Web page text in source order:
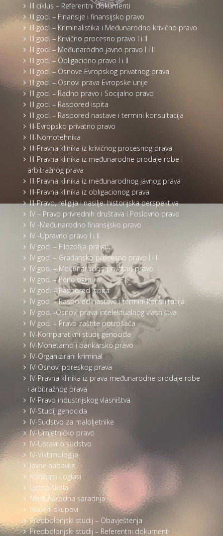
III ciklus – Referentni dokumenti
III god. – Finansije i finansijsko pravo
III god. – Kriminalistika i Međunarodno krivično pravo
III god. – Krivično procesno pravo I i II
III god. – Međunarodno javno pravo I i II
III god. – Obligaciono pravo I i II
III god. – Osnove Evropskog privatnog prava
III god. – Osnovi prava Evropske unije
III god. – Radno pravo i Socijalno pravo
III god. – Raspored ispita
III god. – Raspored nastave i termini konsultacija
III-Evropsko privatno pravo
III-Nomotehnika
III-Pravna klinika iz krivičnog procesnog prava
III-Pravna klinika iz međunarodne prodaje robe i
arbitražnog prava
III-Pravna klinika iz međunarodnog javnog prava
III-Pravna klinika iz obligacionog prava
III-Pravo, religija i nasilje: historijska perspektiva
IV – Pravo privrednih društava i Poslovno pravo
IV -Međunarodno finansijsko pravo
IV -Upravno pravo I i II
IV god. – Filozofija prava
IV god. – Građansko procesno pravo I i II
IV god. – Međunarodno privatno pravo
IV god. – Penologija
IV god. – Raspored ispita
IV god. – Raspored nastave i termini konsultacija
IV god. -Osnovi prava intelektualnog vlasništva
IV god. – Pravo zaštite potrošača
IV-Komparativni studij genocida
IV-Monetarno i bankarsko pravo
IV-Organizirani kriminal
IV-Osnovi poreskog prava
IV-Pravna klinika iz prava međunarodne prodaje robe
i arbitražnog prava
IV-Pravo industrijskog vlasništva
IV-Studij genocida
IV-Sudstvo za maloljetnike
IV-Umjetničko pravo
IV-Ustavno sudstvo
IV-Viktimologija
Javne nabavke
Konkursi i oglasi
Ljetna škola
Međunarodna saradnja
Naučni skupovi
Predbolonjski studij – Obavještenja
Predbolonjski studij – Referentni dokumenti